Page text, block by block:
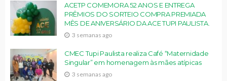
ACETP COMEMORA 52 ANOS E ENTREGA
PRÊMIOS DO SORTEIO COMPRA PREMIADA
MÊS DE ANIVERSÁRIO DA ACE TUPI PAULISTA.
3 semanas ago
CMEC Tupi Paulista realiza Café “Maternidade
Singular” em homenagem às mães atípicas
3 semanas ago